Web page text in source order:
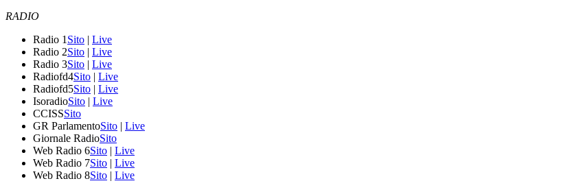
RADIO
Radio 1 Sito | Live
Radio 2Sito | Live
Radio 3Sito | Live
Radiofd4Sito | Live
Radiofd5Sito | Live
IsoradioSito | Live
CCISSSito
GR ParlamentoSito | Live
Giornale RadioSito
Web Radio 6Sito | Live
Web Radio 7Sito | Live
Web Radio 8Sito | Live